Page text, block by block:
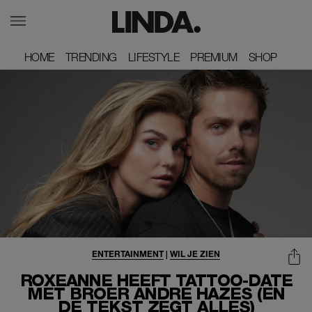
HOME
HOME TRENDING
TRENDING LIFESTYLE
LIFESTYLE PREMIUM
PREMIUM SHOP
SHOP
ROXEANNE HEEFT TATTOO-DATE
MET BROER ANDRÉ HAZES (EN
DE TEKST ZEGT ALLES)
ENTERTAINMENT | WIL JE ZIEN